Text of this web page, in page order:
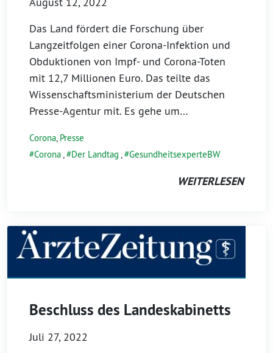
Das Land fördert die Forschung über
Langzeitfolgen einer Corona-Infektion und
Obduktionen von Impf- und Corona-Toten
mit 12,7 Millionen Euro. Das teilte das
Wissenschaftsministerium der Deutschen
Presse-Agentur mit. Es gehe um…
Corona, Presse
Corona, Der Landtag , GesundheitsexperteBW
WEITERLESEN
Beschluss des Landeskabinetts
Juli 27, 2022